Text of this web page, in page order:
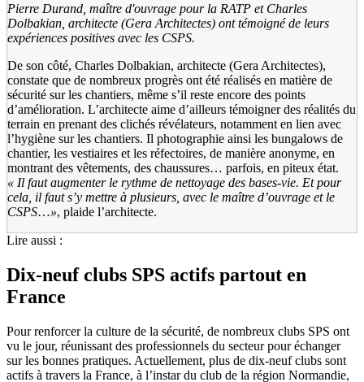
Pierre Durand, maître d'ouvrage pour la RATP et Charles
Dolbakian, architecte (Gera Architectes) ont témoigné de leurs
expériences positives avec les CSPS.
De son côté, Charles Dolbakian, architecte (Gera Architectes),
constate que de nombreux progrès ont été réalisés en matière de
sécurité sur les chantiers, même s’il reste encore des points
d’amélioration. L’architecte aime d’ailleurs témoigner des réalités du
terrain en prenant des clichés révélateurs, notamment en lien avec
l’hygiène sur les chantiers. Il photographie ainsi les bungalows de
chantier, les vestiaires et les réfectoires, de manière anonyme, en
montrant des vêtements, des chaussures… parfois, en piteux état.
« Il faut augmenter le rythme de nettoyage des bases-vie. Et pour
cela, il faut s’y mettre à plusieurs, avec le maître d’ouvrage et le
CSPS…», plaide l’architecte.
Lire aussi :
Dix-neuf clubs SPS actifs partout en
France
Pour renforcer la culture de la sécurité, de nombreux clubs SPS ont
vu le jour, réunissant des professionnels du secteur pour échanger
sur les bonnes pratiques. Actuellement, plus de dix-neuf clubs sont
actifs à travers la France, à l’instar du club de la région Normandie,